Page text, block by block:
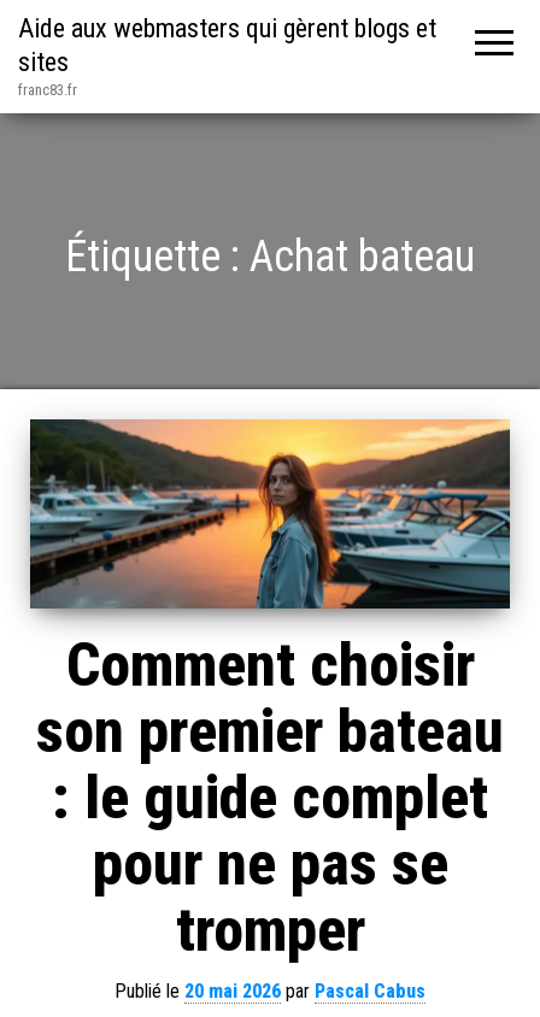
Aide aux webmasters qui gèrent blogs et
sites
franc83.fr
Étiquette : Achat bateau
Comment choisir
son premier bateau
: le guide complet
pour ne pas se
tromper
Publié le 20 mai 2026 par Pascal Cabus